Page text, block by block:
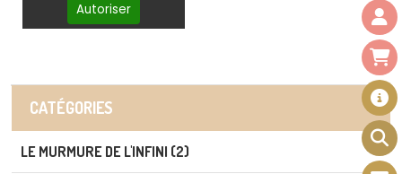
Autoriser
CATÉGORIES
LE MURMURE DE L'INFINI (2)